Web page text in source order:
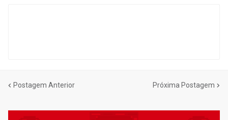
Postagem Anterior Próxima Postagem